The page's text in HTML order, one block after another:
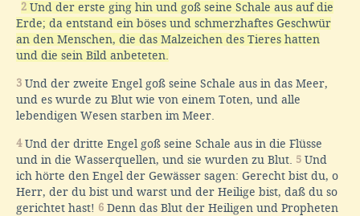
2 Und der erste ging hin und goß seine Schale aus auf die
Erde; da entstand ein böses und schmerzhaftes Geschwür
an den Menschen, die das Malzeichen des Tieres hatten
und die sein Bild anbeteten.
3 Und der zweite Engel goß seine Schale aus in das Meer,
und es wurde zu Blut wie von einem Toten, und alle
lebendigen Wesen starben im Meer.
4Und der dritte Engel goß seine Schale aus in die Flüsse
und in die Wasserquellen, und sie wurden zu Blut. 5 Und
ich hörte den Engel der Gewässer sagen: Gerecht bist du, o
Herr, der du bist und warst und der Heilige bist, daß du so
gerichtet hast! 6 Denn das Blut der Heiligen und Propheten